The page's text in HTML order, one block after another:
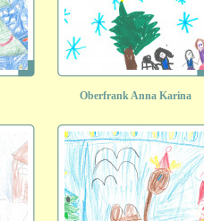
Oberfrank Anna Karina